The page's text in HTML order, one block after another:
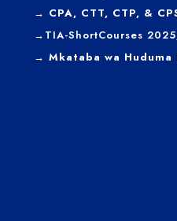
→ CPA, CTT, CTP, &
→TIA-ShortCourses
→ Mkataba wa Huduma